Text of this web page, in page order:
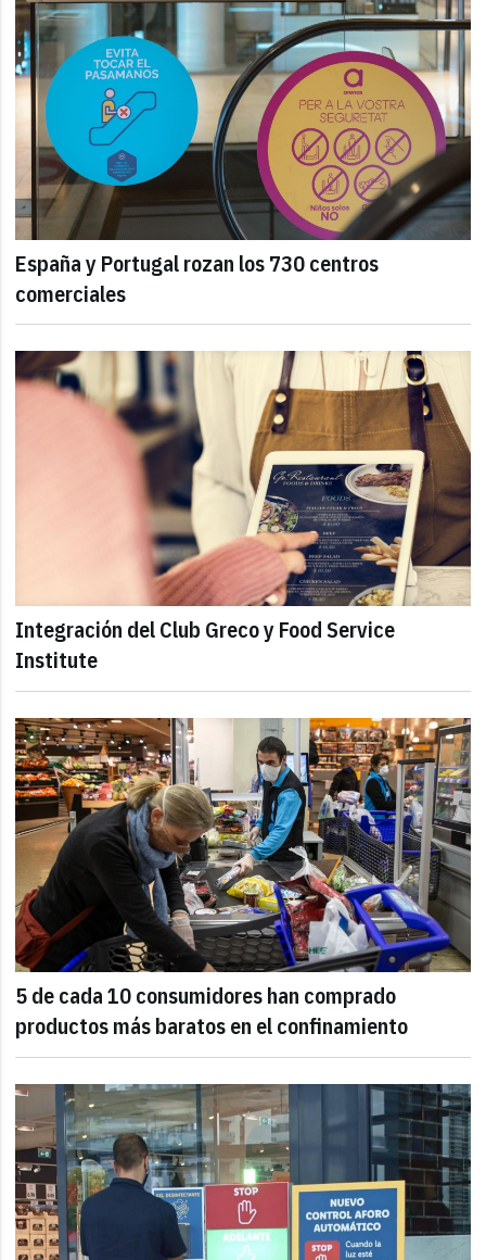
España y Portugal rozan los 730 centros
comerciales
Integración del Club Greco y Food Service
Institute
5 de cada 10 consumidores han comprado
productos más baratos en el confinamiento